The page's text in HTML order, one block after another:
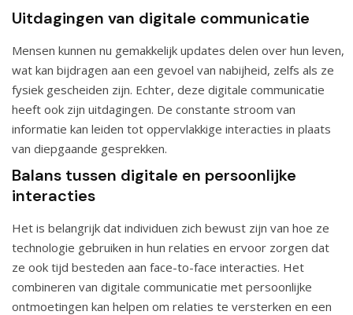
Uitdagingen van digitale communicatie
Mensen kunnen nu gemakkelijk updates delen over hun leven,
wat kan bijdragen aan een gevoel van nabijheid, zelfs als ze
fysiek gescheiden zijn. Echter, deze digitale communicatie
heeft ook zijn uitdagingen. De constante stroom van
informatie kan leiden tot oppervlakkige interacties in plaats
van diepgaande gesprekken.
Balans tussen digitale en persoonlijke
interacties
Het is belangrijk dat individuen zich bewust zijn van hoe ze
technologie gebruiken in hun relaties en ervoor zorgen dat
ze ook tijd besteden aan face-to-face interacties. Het
combineren van digitale communicatie met persoonlijke
ontmoetingen kan helpen om relaties te versterken en een